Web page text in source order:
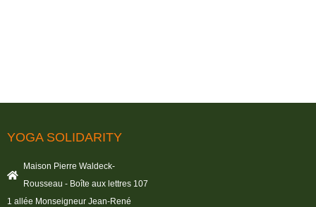
YOGA SOLIDARITY
Maison Pierre Waldeck-
Rousseau - Boîte aux lettres 107
1 allée Monseigneur Jean-René